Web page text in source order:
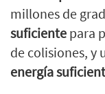
millones de
suficiente para
de colisiones, y
energía